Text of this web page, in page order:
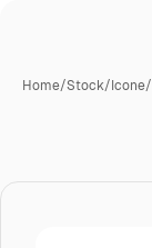
Home/Stock/Icone/